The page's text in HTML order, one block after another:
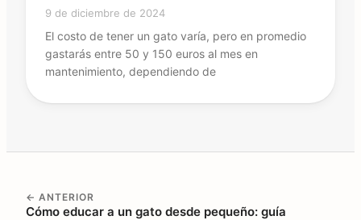
9 de diciembre de 2024
El costo de tener un gato varía, pero en promedio
gastarás entre 50 y 150 euros al mes en
mantenimiento, dependiendo de
← ANTERIOR
Cómo educar a un gato desde pequeño: guía